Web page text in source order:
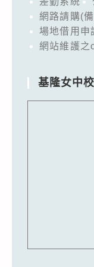
網路請購(
場地借用申
網站維護之
基隆女中